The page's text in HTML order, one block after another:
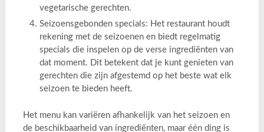
vegetarische gerechten.
Seizoensgebonden specials: Het restaurant houdt
rekening met de seizoenen en biedt regelmatig
specials die inspelen op de verse ingrediënten van
dat moment. Dit betekent dat je kunt genieten van
gerechten die zijn afgestemd op het beste wat elk
seizoen te bieden heeft.
Het menu kan variëren afhankelijk van het seizoen en
de beschikbaarheid van ingrediënten, maar één ding is